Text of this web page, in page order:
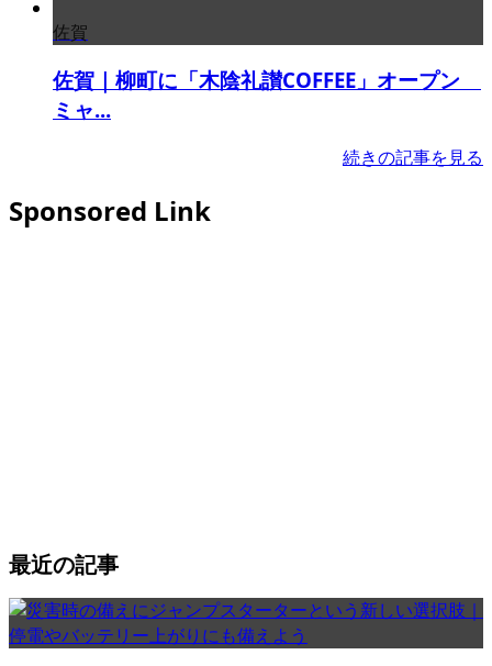
佐賀
佐賀｜柳町に「木陰礼讃COFFEE」オープン
ミャ...
続きの記事を見る
Sponsored Link
最近の記事